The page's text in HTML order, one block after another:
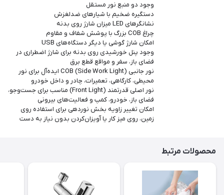
وجود دو منبع نور مستقل
دستگیره ضخیم با شیارهای ضدلغزش
نشانگرهای LED میزان شارژ روی بدنه
چراغ COB بزرگ با پوشش شفاف و مقاوم
امکان شارژ گوشی یا دیگر دستگاه‌های USB
وجود پنل خورشیدی روی بدنه برای شارژ اضطراری در
فضای باز، سفر و مواقع قطع برق
نور جانبی COB (Side Work Light) ایده‌آل برای نور
محیطی، کارگاهی، تعمیرات، چادر و داخل خودرو
نور اصلی قدرتمند (Front Light) مناسب برای جست‌وجو،
فضای باز، خودرو، کمپ و فعالیت‌های بیرونی
امکان تغییر زاویه بخش نوردهی برای استفاده روی
زمین، روی میز کار یا آویزان‌کردن بدون نیاز به دست
محصولات مرتبط